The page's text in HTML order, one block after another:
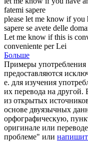
fatemi sapere
please let me know if you
sapere se avete delle
Let me know if this is
conveniente per Lei
Больше
Примеры употребления
предоставляются
е. для изучения
их перевода на другой.
из открытых
основе двуязычных
орфографическую,
оригинале или
проблеме" или